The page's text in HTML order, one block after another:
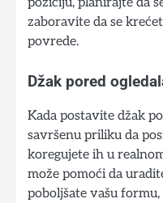
zaboravite da se
povrede.
Džak pored
Kada postavite džak
savršenu priliku da
koregujete ih u
može pomoći da
poboljšate vašu